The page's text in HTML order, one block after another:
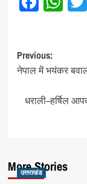
Post
Previous:
नेपाल में भयंकर
धराली–हर्षिल
More Stories
उत्तराखंड